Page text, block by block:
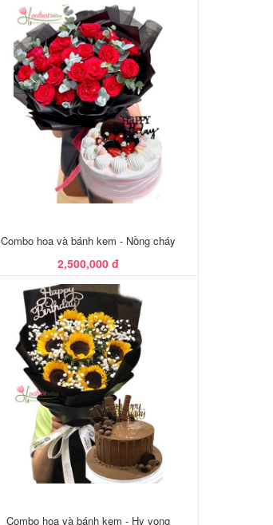
Combo hoa và bánh kem - Nồng cháy
2,500,000 đ
Combo hoa và bánh kem - Hy vọng